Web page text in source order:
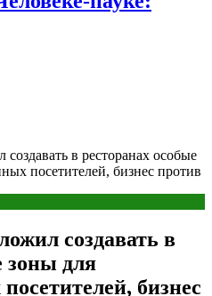
в ресторанах особые
посетителей, бизнес против
создавать в
зоны для
бизнес